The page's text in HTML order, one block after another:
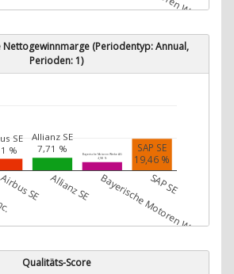
Nettogewinnmarge (Periodentyp: Annual,
Perioden: 1)
SE
%
Allianz SE
7,71 % Bayerische Motoren Werke AG
4,98 %
SAP SE
19,46 %
Airbus SE Allianz SE Bayerische Motoren Werke AG
SAP SE
Qualitäts-Score